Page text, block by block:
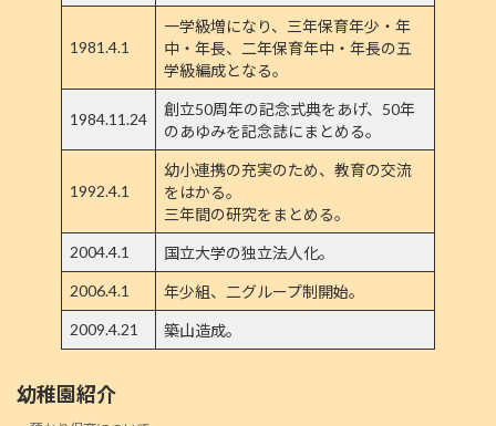
1981.4.1
一学級増になり、三年保育年少・年
中・年長、二年保育年中・年長の五
学級編成となる。
1984.11.24
創立50周年の記念式典をあげ、50年
のあゆみを記念誌にまとめる。
1992.4.1
幼小連携の充実のため、教育の交流
をはかる。
三年間の研究をまとめる。
2004.4.1
国立大学の独立法人化。
2006.4.1
年少組、二グループ制開始。
2009.4.21
築山造成。
幼稚園紹介